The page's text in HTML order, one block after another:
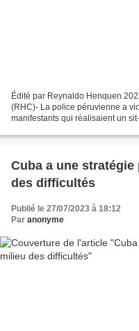
Édité par Reynaldo Henquen
(RHC)- La police péruvienne a
manifestants qui réalisaient un
Cuba a une
des difficultés
Publié le 27/07/2023 à 18:12
Par anonyme